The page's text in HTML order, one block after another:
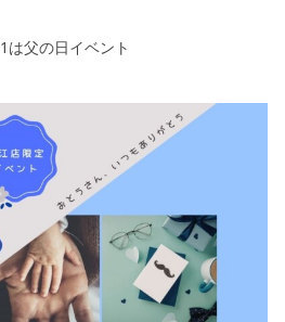
は父の日イベント